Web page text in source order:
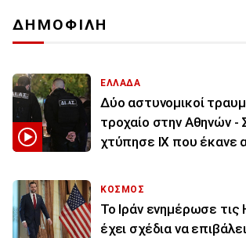
ΔΗΜΟΦΙΛΗ
ΕΛΛΑΔΑ
Δύο αστυνομικοί
τροχαίο στην Αθηνών -
χτύπησε ΙΧ που έκανε
ΚΟΣΜΟΣ
To Ιράν ενημέρωσε
έχει σχέδια να